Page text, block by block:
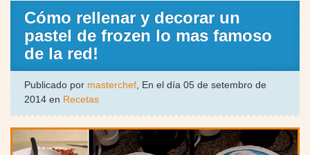
Cómo rellenar y decorar un
pastel de frozen lo mas famoso
de la red!
Publicado por masterchef, En el día 05 de setembro de
2014 en Recetas